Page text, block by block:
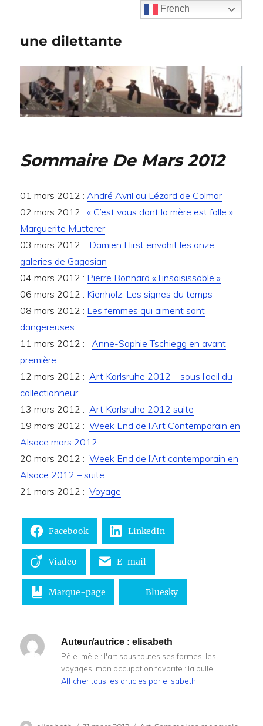
une dilettante
Sommaire De Mars 2012
01 mars 2012 :André Avril au Lézard de Colmar
02 mars 2012 :« C’est vous dont la mère est folle »
Marguerite Mutterer
03 mars 2012 : Damien Hirst envahit les onze
galeries de Gagosian
04 mars 2012 : Pierre Bonnard « l’insaisissable »
06 mars 2012 : Kienholz: Les signes du temps
08 mars 2012 : Les femmes qui aiment sont
dangereuses
11 mars 2012 :Anne-Sophie Tschiegg en avant
première
12 mars 2012 :Art Karlsruhe 2012 – sous l’oeil du
collectionneur.
13 mars 2012 :Art Karlsruhe 2012 suite
19 mars 2012 :Week End de l’Art Contemporain en
Alsace mars 2012
20 mars 2012 :Week End de l’Art contemporain en
Alsace 2012 – suite
21 mars 2012 :Voyage
Facebook LinkedIn
Viadeo E-mail
Marque-page Bluesky
Auteur/autrice : elisabeth
Pêle-mêle : l'art sous toutes ses formes, les
voyages, mon occupation favorite : la bulle.
Afficher tous les articles par elisabeth
French